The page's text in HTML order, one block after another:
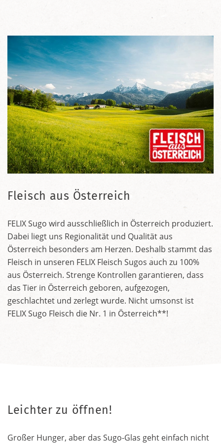
Fleisch aus Österreich
FELIX Sugo wird ausschließlich in Österreich produziert.
Dabei liegt uns Regionalität und Qualität aus
Österreich besonders am Herzen. Deshalb stammt das
Fleisch in unseren FELIX Fleisch Sugos auch zu 100%
aus Österreich. Strenge Kontrollen garantieren, dass
das Tier in Österreich geboren, aufgezogen,
geschlachtet und zerlegt wurde. Nicht umsonst ist
FELIX Sugo Fleisch die Nr. 1 in Österreich**!
Leichter zu öffnen!
Großer Hunger, aber das Sugo-Glas geht einfach nicht